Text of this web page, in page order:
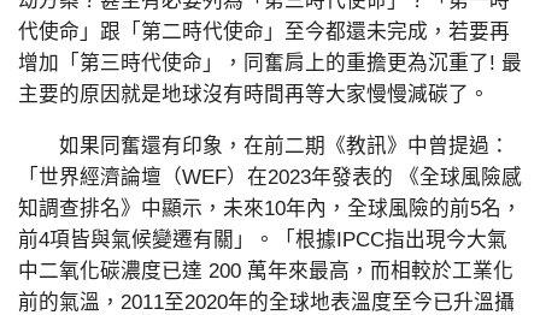
代使命」跟「第二時代使命」至今都還未完成，若要再
增加「第三時代使命」，同奮肩上的重擔更為沉重了! 最
主要的原因就是地球沒有時間再等大家慢慢減碳了。
如果同奮還有印象，在前二期《教訊》中曾提過：
「世界經濟論壇（WEF）在2023年發表的 《全球風險感
知調查排名》中顯示，未來10年內，全球風險的前5名，
前4項皆與氣候變遷有關」。「根據IPCC指出現今大氣
中二氧化碳濃度已達 200 萬年來最高，而相較於工業化
前的氣溫，2011至2020年的全球地表溫度至今已升溫攝